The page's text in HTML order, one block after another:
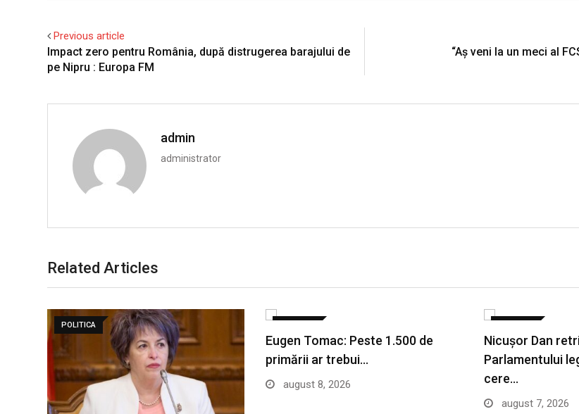
Previous article
Impact zero pentru România, după distrugerea barajului de
pe Nipru : Europa FM
“Aș veni la un meci al
admin
administrator
Related Articles
POLITICA
Eugen Tomac: Peste 1.500 de
primării ar trebui…
august 8, 2026
Nicușor Dan
Parlamentului
cere…
august 7, 2026